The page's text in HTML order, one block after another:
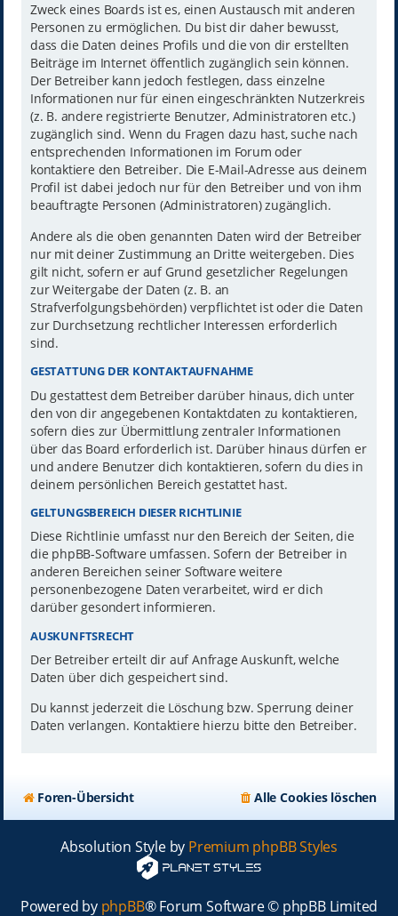
Zweck eines Boards ist es, einen Austausch mit anderen
Personen zu ermöglichen. Du bist dir daher bewusst,
dass die Daten deines Profils und die von dir erstellten
Beiträge im Internet öffentlich zugänglich sein können.
Der Betreiber kann jedoch festlegen, dass einzelne
Informationen nur für einen eingeschränkten Nutzerkreis
(z. B. andere registrierte Benutzer, Administratoren etc.)
zugänglich sind. Wenn du Fragen dazu hast, suche nach
entsprechenden Informationen im Forum oder
kontaktiere den Betreiber. Die E-Mail-Adresse aus deinem
Profil ist dabei jedoch nur für den Betreiber und von ihm
beauftragte Personen (Administratoren) zugänglich.
Andere als die oben genannten Daten wird der Betreiber
nur mit deiner Zustimmung an Dritte weitergeben. Dies
gilt nicht, sofern er auf Grund gesetzlicher Regelungen
zur Weitergabe der Daten (z. B. an
Strafverfolgungsbehörden) verpflichtet ist oder die Daten
zur Durchsetzung rechtlicher Interessen erforderlich
sind.
GESTATTUNG DER KONTAKTAUFNAHME
Du gestattest dem Betreiber darüber hinaus, dich unter
den von dir angegebenen Kontaktdaten zu kontaktieren,
sofern dies zur Übermittlung zentraler Informationen
über das Board erforderlich ist. Darüber hinaus dürfen er
und andere Benutzer dich kontaktieren, sofern du dies in
deinem persönlichen Bereich gestattet hast.
GELTUNGSBEREICH DIESER RICHTLINIE
Diese Richtlinie umfasst nur den Bereich der Seiten, die
die phpBB-Software umfassen. Sofern der Betreiber in
anderen Bereichen seiner Software weitere
personenbezogene Daten verarbeitet, wird er dich
darüber gesondert informieren.
AUSKUNFTSRECHT
Der Betreiber erteilt dir auf Anfrage Auskunft, welche
Daten über dich gespeichert sind.
Du kannst jederzeit die Löschung bzw. Sperrung deiner
Daten verlangen. Kontaktiere hierzu bitte den Betreiber.
Foren-Übersicht Alle Cookies löschen
Absolution Style by Premium phpBB Styles
Powered by phpBB® Forum Software © phpBB Limited